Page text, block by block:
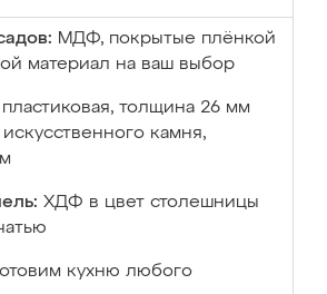
МДФ, покрытые плёнкой
материал на ваш выбор
пластиковая, толщина 26 мм
камня,
ХДФ в цвет столешницы
кухню любого